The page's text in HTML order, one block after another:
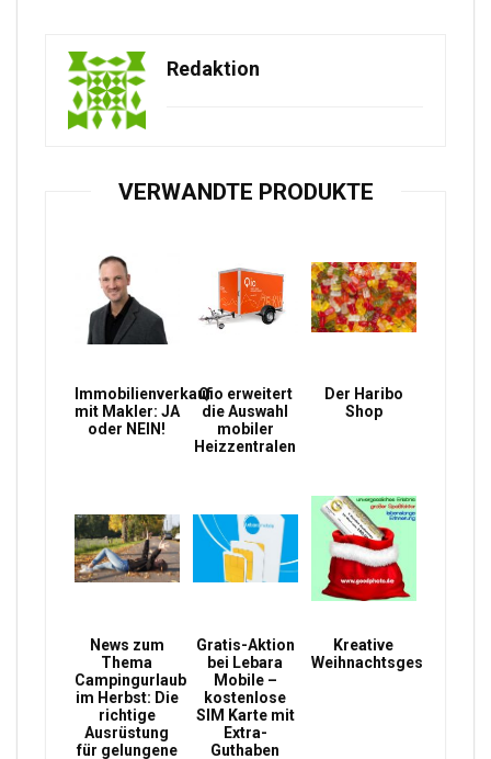
Redaktion
VERWANDTE PRODUKTE
Immobilienverkauf
mit Makler: JA
oder NEIN!
Qio erweitert
die Auswahl
mobiler
Heizzentralen
Der Haribo
Shop
News zum
Thema
Campingurlaub
im Herbst: Die
richtige
Ausrüstung
für gelungene
Gratis-Aktion
bei Lebara
Mobile –
kostenlose
SIM Karte mit
Extra-
Guthaben
Kreative
Weihnachtsgeschenke